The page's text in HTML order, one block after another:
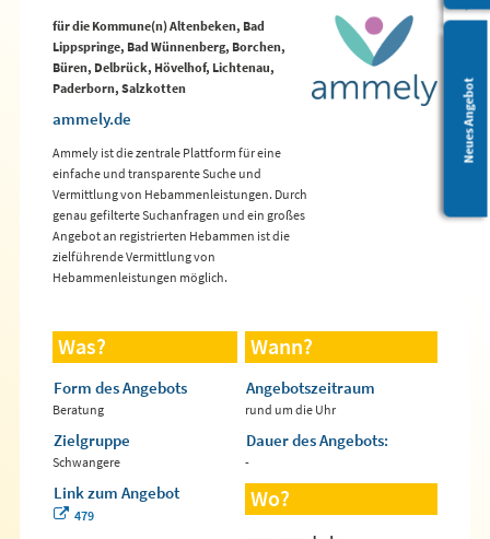
Leichte Sprache
Neues Angebot
für die Kommune(n) Altenbeken, Bad
Lippspringe, Bad Wünnenberg, Borchen,
Büren, Delbrück, Hövelhof, Lichtenau,
Paderborn, Salzkotten
ammely.de
Ammely ist die zentrale Plattform für eine
einfache und transparente Suche und
Vermittlung von Hebammenleistungen. Durch
genau gefilterte Suchanfragen und ein großes
Angebot an registrierten Hebammen ist die
zielführende Vermittlung von
Hebammenleistungen möglich.
Was?
Form des Angebots
Beratung
Zielgruppe
Schwangere
Link zum Angebot
479
Wann?
Angebotszeitraum
rund um die Uhr
Dauer des Angebots:
-
Wo?